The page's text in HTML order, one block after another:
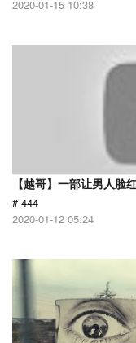
2020-01-15 10:38
【越哥】一部让男人脸
# 444
2020-01-12 05:24